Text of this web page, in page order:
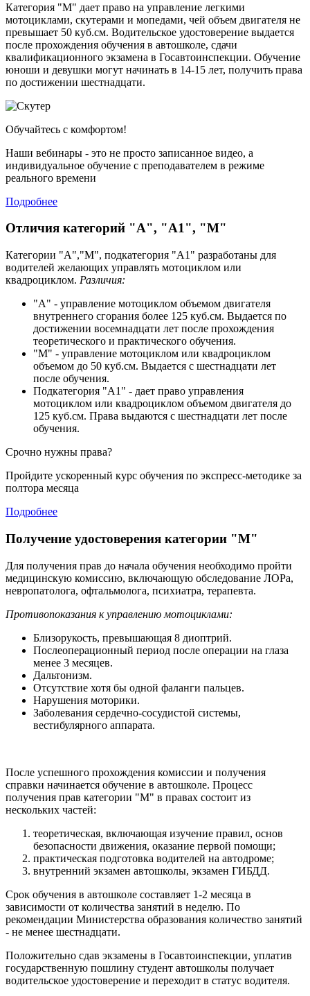
Категория "М" дает право на управление легкими
мотоциклами, скутерами и мопедами, чей объем двигателя не
превышает 50 куб.см. Водительское удостоверение выдается
после прохождения обучения в автошколе, сдачи
квалификационного экзамена в Госавтоинспекции. Обучение
юноши и девушки могут начинать в 14-15 лет, получить права
по достижении шестнадцати.
Обучайтесь с комфортом!
Наши вебинары - это не просто записанное видео, а
индивидуальное обучение с преподавателем в режиме
реального времени
Подробнее
Отличия категорий "А", "А1", "М"
Категории "А","М", подкатегория "А1" разработаны для
водителей желающих управлять мотоциклом или
квадроциклом. Различия:
"А" - управление мотоциклом объемом двигателя
внутреннего сгорания более 125 куб.см. Выдается по
достижении восемнадцати лет после прохождения
теоретического и практического обучения.
"М" - управление мотоциклом или квадроциклом
объемом до 50 куб.см. Выдается с шестнадцати лет
после обучения.
Подкатегория "А1" - дает право управления
мотоциклом или квадроциклом объемом двигателя до
125 куб.см. Права выдаются с шестнадцати лет после
обучения.
Срочно нужны права?
Пройдите ускоренный курс обучения по экспресс-методике за
полтора месяца
Подробнее
Получение удостоверения категории "М"
Для получения прав до начала обучения необходимо пройти
медицинскую комиссию, включающую обследование ЛОРа,
невропатолога, офтальмолога, психиатра, терапевта.
Противопоказания к управлению мотоциклами:
Близорукость, превышающая 8 диоптрий.
Послеоперационный период после операции на глаза
менее 3 месяцев.
Дальтонизм.
Отсутствие хотя бы одной фаланги пальцев.
Нарушения моторики.
Заболевания сердечно-сосудистой системы,
вестибулярного аппарата.
После успешного прохождения комиссии и получения
справки начинается обучение в автошколе. Процесс
получения прав категории "М" в правах состоит из
нескольких частей:
теоретическая, включающая изучение правил, основ
безопасности движения, оказание первой помощи;
практическая подготовка водителей на автодроме;
внутренний экзамен автошколы, экзамен ГИБДД.
Срок обучения в автошколе составляет 1-2 месяца в
зависимости от количества занятий в неделю. По
рекомендации Министерства образования количество занятий
- не менее шестнадцати.
Положительно сдав экзамены в Госавтоинспекции, уплатив
государственную пошлину студент автошколы получает
водительское удостоверение и переходит в статус водителя.